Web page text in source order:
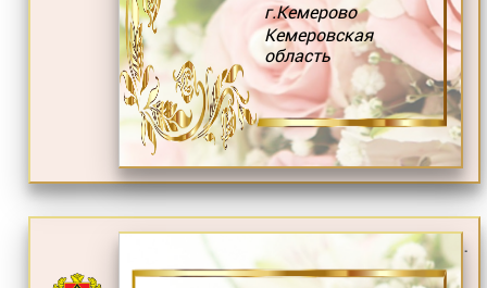
г.Кемерово
Кемеровская
область
.